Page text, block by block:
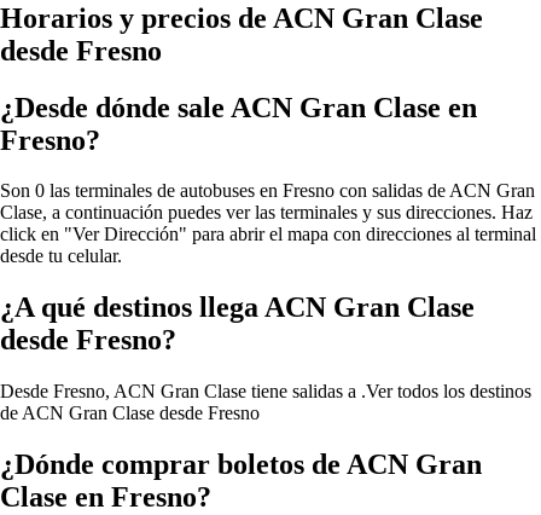
Horarios y precios de ACN Gran Clase
desde Fresno
¿Desde dónde sale ACN Gran Clase en
Fresno?
Son 0 las terminales de autobuses en Fresno con salidas de ACN Gran
Clase, a continuación puedes ver las terminales y sus direcciones. Haz
click en "Ver Dirección" para abrir el mapa con direcciones al terminal
desde tu celular.
¿A qué destinos llega ACN Gran Clase
desde Fresno?
Desde Fresno, ACN Gran Clase tiene salidas a .Ver todos los destinos
de ACN Gran Clase desde Fresno
¿Dónde comprar boletos de ACN Gran
Clase en Fresno?